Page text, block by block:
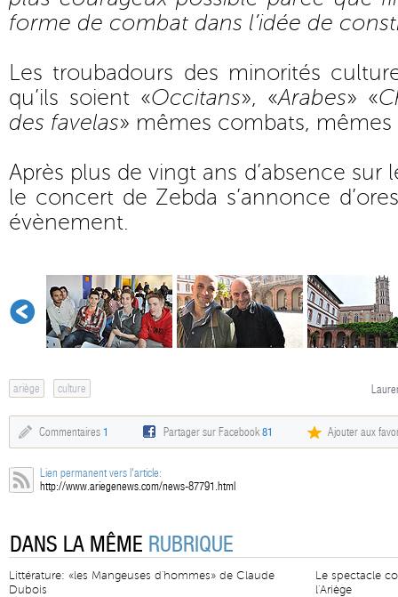
forme de combat dans l’idée de
Les troubadours des minorités
qu’ils soient «Occitans», «Arabes» «
des favelas» mêmes combats, mêmes
Après plus de vingt ans d’absence sur
le concert de Zebda s’annonce
évènement.
ariège culture
Commentaires 1 Partager sur Facebook81 Ajouter aux
Lien permanent vers l'article:
http://www.ariegenews.com/news-87791.html
DANS LA MÊME RUBRIQUE
Littérature: «les Mangeuses d'hommes» de Claude
Dubois
Le spectacle
l'Ariège